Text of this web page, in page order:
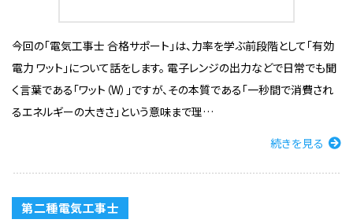
今回の「電気工事士 合格サポート」は、力率を学ぶ前段階として「有効
電力 ワット」について話をします。 電子レンジの出力などで日常でも聞
く言葉である「ワット（W）」ですが、その本質である「一秒間で消費され
るエネルギーの大きさ」という意味まで理…
続きを見る
第二種電気工事士